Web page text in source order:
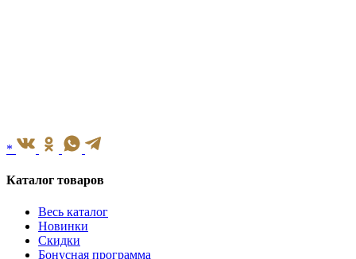
*
Каталог товаров
Весь каталог
Новинки
Скидки
Бонусная программа